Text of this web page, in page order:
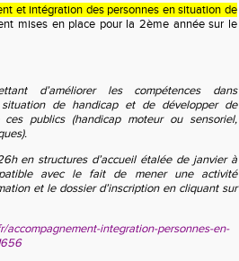
et intégration des personnes en situation de
mises en place pour la 2ème année sur le
d’améliorer les compétences dans
situation de handicap et de développer de
publics (handicap moteur ou sensoriel,
en structures d’accueil étalée de janvier à
avec le fait de mener une activité
et le dossier d’inscription en cliquant sur
integration-personnes-en-